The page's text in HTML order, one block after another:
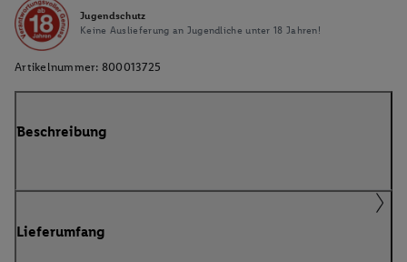
Jugendschutz
Keine Auslieferung an Jugendliche unter 18 Jahren!
Artikelnummer: 800013725
Beschreibung
Lieferumfang